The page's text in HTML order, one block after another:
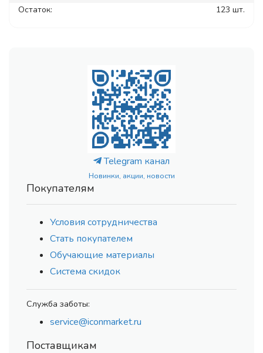
Остаток:
123 шт.
Telegram канал
Новинки, акции, новости
Покупателям
Условия сотрудничества
Стать покупателем
Обучающие материалы
Система скидок
Служба заботы:
service@iconmarket.ru
Поставщикам